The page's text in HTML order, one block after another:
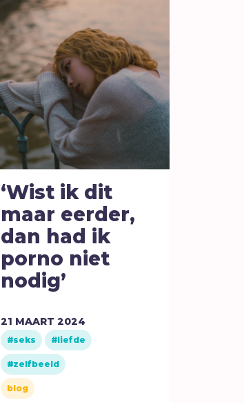
‘Wist ik dit
maar eerder,
dan had ik
porno niet
nodig’
21 MAART 2024
seks liefde
zelfbeeld
blog